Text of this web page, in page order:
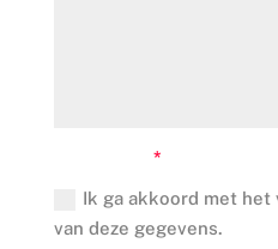
Ik ga akkoord met het
van deze gegevens.